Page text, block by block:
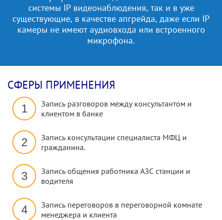
системы IP видеонаблюдения, так и в уже
существующие, в качестве апгрейда, даже если IP
камеры не имеют аудиовхода или встроенного
микрофона.
СФЕРЫ ПРИМЕНЕНИЯ
1
Запись разговоров между консультантом и
клиентом в банке
2
Запись консультации специалиста МФЦ и
гражданина.
3
Запись общения работника АЗС станции и
водителя
4
Запись переговоров в переговорной комнате
менеджера и клиента